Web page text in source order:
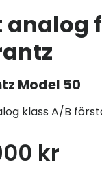
analog
Model 50
klass A/B
kr